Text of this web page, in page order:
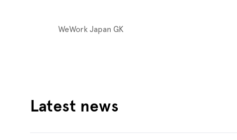
WeWork Japan GK
Latest news